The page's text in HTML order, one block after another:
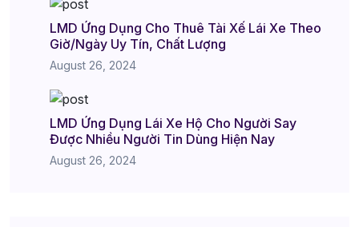
LMD Ứng Dụng Cho Thuê Tài Xế Lái Xe Theo
Giờ/Ngày Uy Tín, Chất Lượng
August 26, 2024
LMD Ứng Dụng Lái Xe Hộ Cho Người Say
Được Nhiều Người Tin Dùng Hiện Nay
August 26, 2024